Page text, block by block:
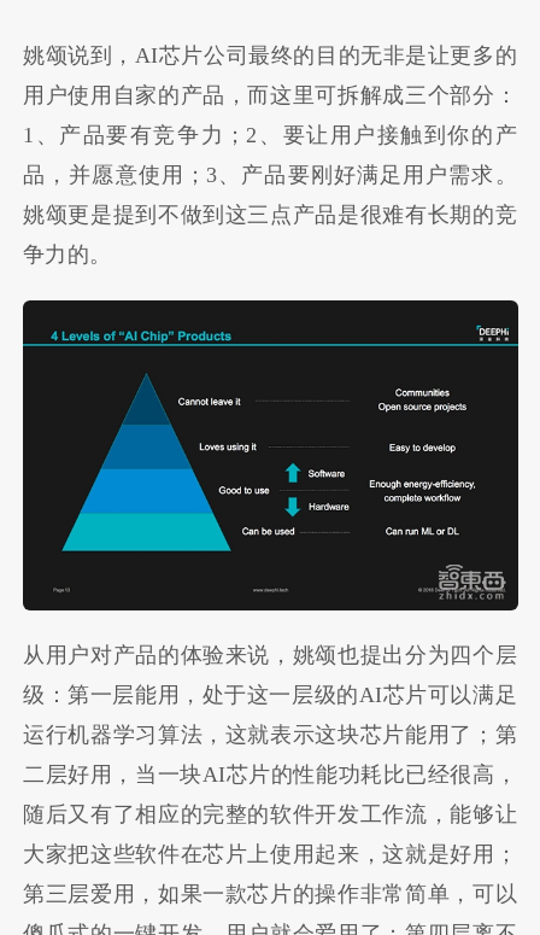
姚颂说到，AI芯片公司最终的目的无非是让更多的
用户使用自家的产品，而这里可拆解成三个部分：
1、产品要有竞争力；2、要让用户接触到你的产
品，并愿意使用；3、产品要刚好满足用户需求。
姚颂更是提到不做到这三点产品是很难有长期的竞
争力的。
从用户对产品的体验来说，姚颂也提出分为四个层
级：第一层能用，处于这一层级的AI芯片可以满足
运行机器学习算法，这就表示这块芯片能用了；第
二层好用，当一块AI芯片的性能功耗比已经很高，
随后又有了相应的完整的软件开发工作流，能够让
大家把这些软件在芯片上使用起来，这就是好用；
第三层爱用，如果一款芯片的操作非常简单，可以